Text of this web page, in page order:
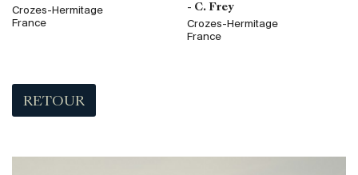
Crozes-Hermitage
France
- C. Frey
Crozes-Hermitage
France
RETOUR